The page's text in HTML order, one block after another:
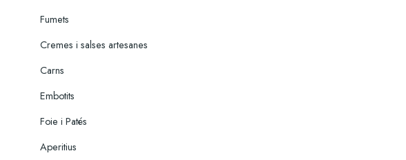
Fumets
Cremes i salses artesanes
Carns
Embotits
Foie i Patés
Aperitius